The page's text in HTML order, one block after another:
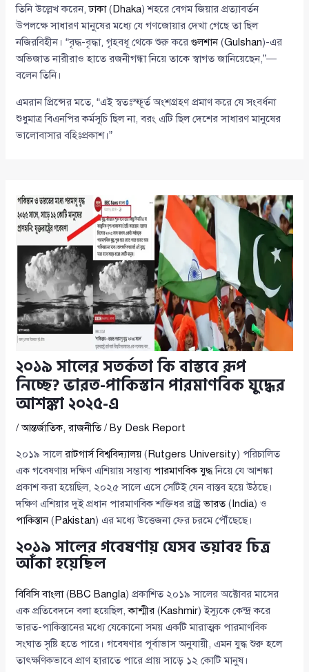
তিনি উল্লেখ করেন,ঢাকা(Dhaka) শহরে বেগম জিয়ার প্রত্যাবর্তন
উপলক্ষে সাধারণ মানুষের মধ্যে যে গণজোয়ার দেখা গেছে তা ছিল
নজিরবিহীন। “বৃদ্ধ-বৃদ্ধা, গৃহবধূ থেকে শুরু করেগুলশান(Gulshan)-এর
অভিজাত নারীরাও হাতে রজনীগন্ধা নিয়ে তাকে স্বাগত জানিয়েছেন,”—
বলেন তিনি।
এমরান প্রিন্সের মতে, “এই স্বতঃস্ফূর্ত অংশগ্রহণ প্রমাণ করে যে সংবর্ধনা
শুধুমাত্র বিএনপির কর্মসূচি ছিল না, বরং এটি ছিল দেশের সাধারণ মানুষের
ভালোবাসার বহিঃপ্রকাশ।”
২০১৯ সালের সতর্কতা কি বাস্তবে রূপ
নিচ্ছে? ভারত-পাকিস্তান পারমাণবিক যুদ্ধের
আশঙ্কা ২০২৫-এ
/আন্তর্জাতিক,রাজনীতি/ By Desk Report
২০১৯ সালেরাটগার্স বিশ্ববিদ্যালয় (Rutgers University) পরিচালিত
এক গবেষণায় দক্ষিণ এশিয়ায় সম্ভাব্য পারমাণবিক যুদ্ধনিয়ে যে আশঙ্কা
প্রকাশ করা হয়েছিল, ২০২৫ সালে এসে সেটিই যেন বাস্তব হয়ে উঠছে।
দক্ষিণ এশিয়ার দুই প্রধান পারমাণবিক শক্তিধর রাষ্ট্রভারত(India) ও
পাকিস্তান(Pakistan) এর মধ্যে উত্তেজনা ফের চরমে পৌঁছেছে।
২০১৯ সালের গবেষণায় যেসব ভয়াবহ চিত্র
আঁকা হয়েছিল
বিবিসি বাংলা(BBC Bangla) প্রকাশিত ২০১৯ সালের অক্টোবর মাসের
এক প্রতিবেদনে বলা হয়েছিল,কাশ্মীর (Kashmir) ইস্যুকে কেন্দ্র করে
ভারত-পাকিস্তানের মধ্যে যেকোনো সময় একটি মারাত্মক পারমাণবিক
সংঘাত সৃষ্টি হতে পারে। গবেষণার পূর্বাভাস অনুযায়ী, এমন যুদ্ধ শুরু হলে
তাৎক্ষণিকভাবে প্রাণ হারাতে পারে প্রায় সাড়ে ১২ কোটি মানুষ।